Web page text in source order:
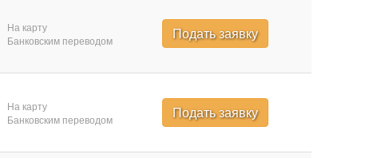
На карту
Банковским переводом
Подать заявку
На карту
Банковским переводом
Подать заявку